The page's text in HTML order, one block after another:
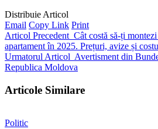
Distribuie Articol
Email Copy Link Print
Articol Precedent Cât costă să-ți
apartament în 2025. Prețuri, avize și
Urmatorul Articol Avertisment din
Republica Moldova
Articole Similare
Politic